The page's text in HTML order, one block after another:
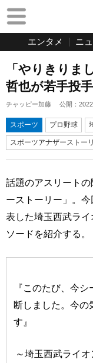
エンタメ ニ
「やりきり
哲也が若手投
チャッピー加藤 公開：
スポーツ プロ野球
スポーツアナザーストー
話題のアスリート
ーストーリー」。
表した埼玉西武ラ
ソードを紹介する。
『このたび、今
断しました。今の
す』
～埼玉西武ライ